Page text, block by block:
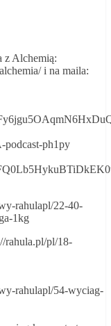
z Alchemią:
i na maila:
ph1py
rahulapl/22-40-
1kg
rahula.pl/pl/18-
rahulapl/54-wyciag-